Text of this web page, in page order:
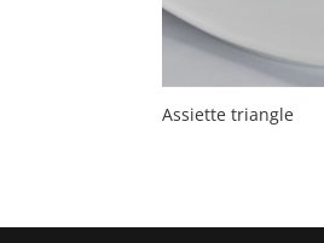
Assiette triangle